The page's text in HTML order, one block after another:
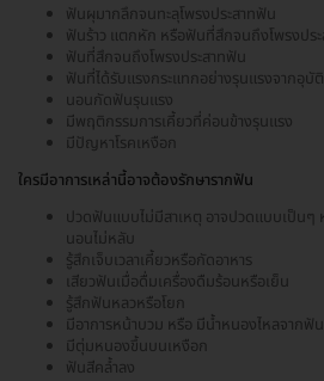
ฟันผุมากลึกจนทะลุโพรงประสาทฟัน
ฟันร้าว แตกหัก หรือฟันที่สึกจนถึงโพรงปร
ฟันที่สึกจนถึงโพรงประสาทฟัน
ฟันที่ได้รับแรงกระแทกอย่างรุนแรงจากอุบั
นอนกัดฟันรุนแรง
มีพฤติกรรมการเคี้ยวที่ค่อนข้างรุนแรง
มีปัญหาโรคเหงือก
ใครมีอาการเหล่านี้อาจต้องรักษารากฟัน
ปวดฟันแบบไม่มีสาเหตุ อาจปวดแบบเป็นๆ
นอนไม่หลับ
รู้สึกเจ็บเวลาเคี้ยวหรือกัดอาหาร
เสียวฟันเมื่อดื่มเครื่องดืมร้อนหรือเย็น
รู้สึกฟันหลวหรือโยก
มีอาการหน้าบวม หรือ มีน้ำหนองไหลจากฟั
มีตุ่มหนองขึ้นบนเหงือก
ฟันสีคล้ำลง